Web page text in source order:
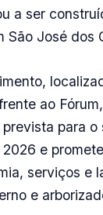
a ser
São José dos
ao
para o
e
serviços e
e